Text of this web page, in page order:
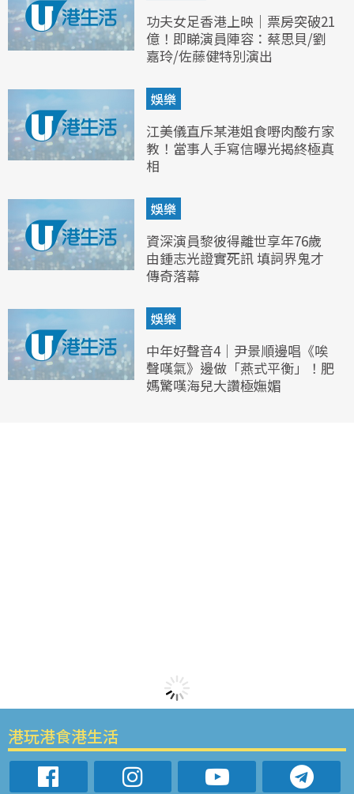
功夫女足香港上映｜票房突破21
億！即睇演員陣容：蔡思貝/劉
嘉玲/佐藤健特別演出
娛樂
江美儀直斥某港姐食嘢肉酸冇家
教！當事人手寫信曝光揭終極真
相
娛樂
資深演員黎彼得離世享年76歲
由鍾志光證實死訊 填詞界鬼才
傳奇落幕
娛樂
中年好聲音4｜尹景順邊唱《唉
聲嘆氣》邊做「燕式平衡」！肥
媽驚嘆海兒大讚極嫵媚
港玩港食港生活